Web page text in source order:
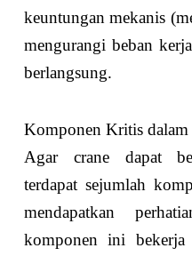
keuntungan mekanis
mengurangi beban
berlangsung.
Komponen Kritis dalam
Agar crane dapat
terdapat sejumlah
mendapatkan
komponen ini bekerja